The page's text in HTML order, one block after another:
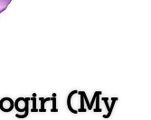
(My